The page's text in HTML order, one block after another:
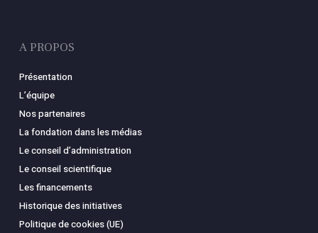
A PROPOS
Présentation
L’équipe
Nos partenaires
La fondation dans les médias
Le conseil d’administration
Le conseil scientifique
Les financements
Historique des initiatives
Politique de cookies (UE)